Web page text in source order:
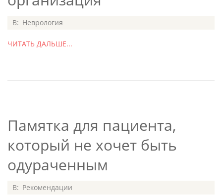
2015-
01
В: Неврология
ЧИТАТЬ ДАЛЬШЕ...
Памятка для пациента,
который не хочет быть
одураченным
2015-
В: Рекомендации